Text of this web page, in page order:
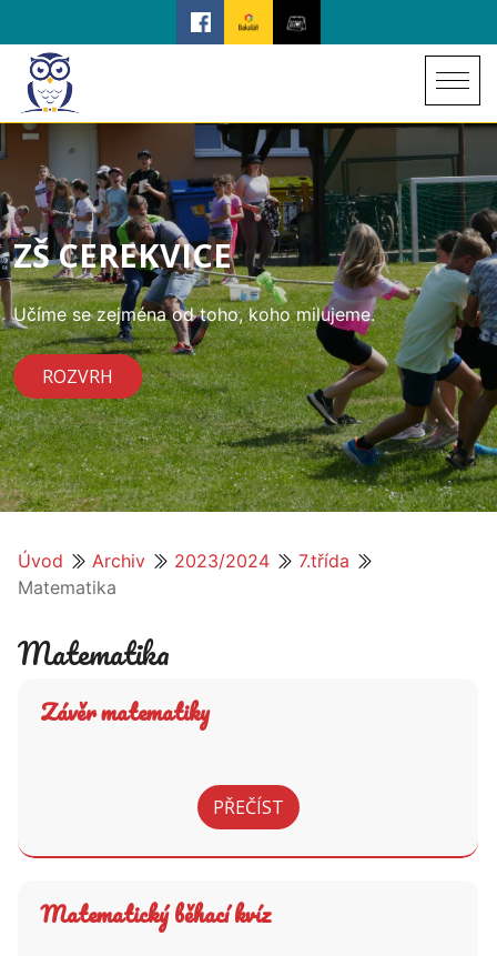
ZŠ CEREKVICE
Učíme se zejména od toho, koho milujeme.
ROZVRH
Úvod Archiv 2023/2024
7.třída
Matematika
Matematika
Závěr matematiky
PŘEČÍST
Matematický běhací kvíz